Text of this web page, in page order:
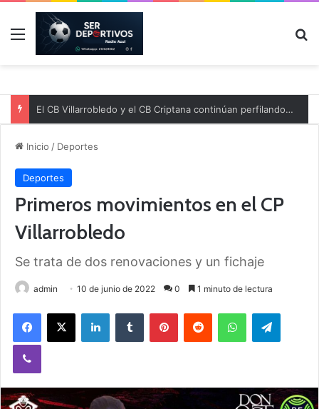
Menú
El CB Villarrobledo y el CB Criptana continúan perfilando sus plantillas
Inicio / Deportes
Deportes
Primeros movimientos en el CP
Villarrobledo
Se trata de dos renovaciones y un fichaje
admin 10 de junio de 2022 0 1 minuto de lectura